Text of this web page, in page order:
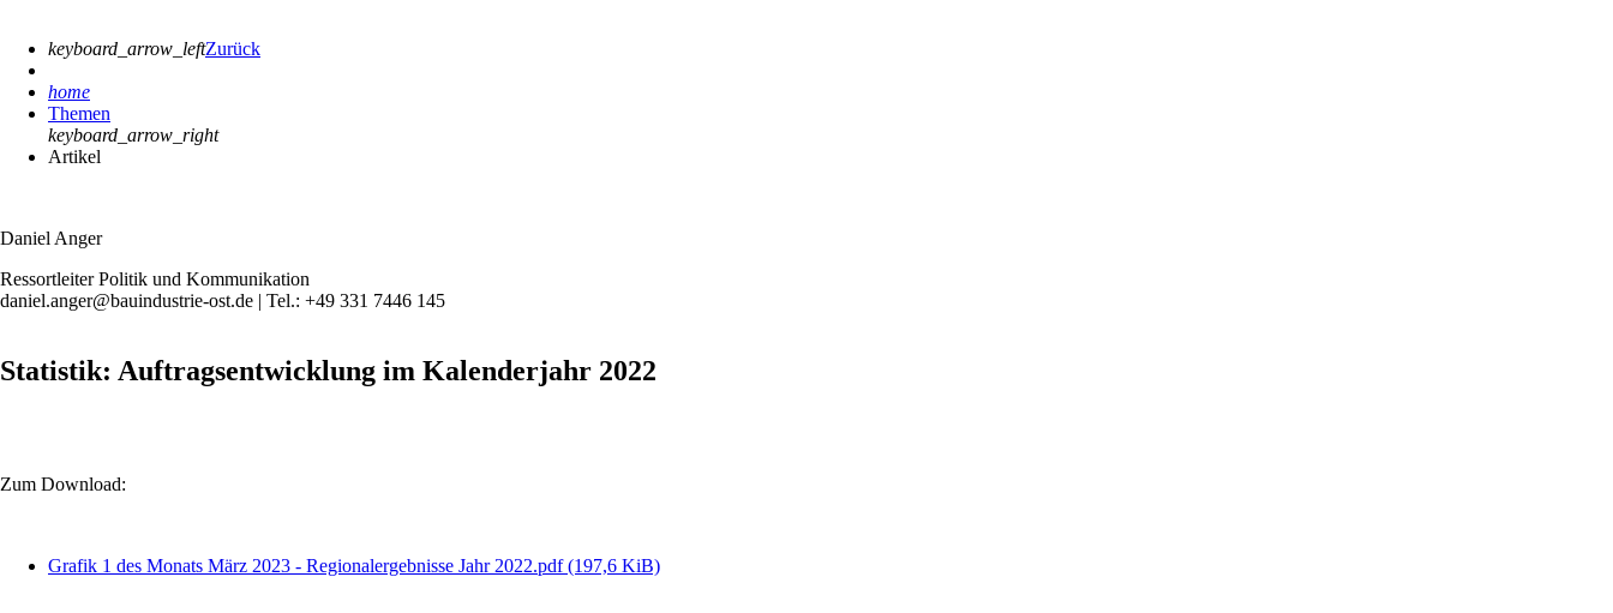
keyboard_arrow_leftZurück
home
Themen
keyboard_arrow_right
Artikel
Daniel Anger
Ressortleiter Politik und Kommunikation
daniel.anger@bauindustrie-ost.de | Tel.: +49 331 7446 145
Statistik: Auftragsentwicklung im Kalenderjahr 2022
Zum Download:
Grafik 1 des Monats März 2023 - Regionalergebnisse Jahr 2022.pdf(197,6 KiB)